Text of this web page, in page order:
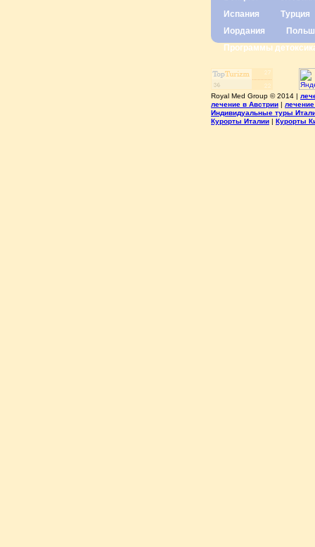
Испания
Турция
Иордания
Программы
Royal Med Group © 2014 |
лечение в Австрии |
Индивидуальные туры
Курорты Италии | Курорты